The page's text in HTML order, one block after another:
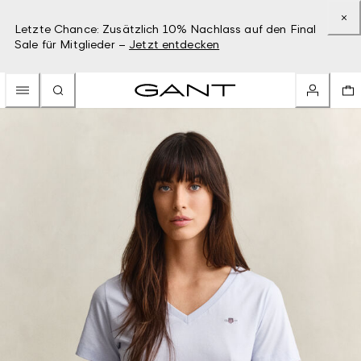
Letzte Chance: Zusätzlich 10% Nachlass auf den Final
Sale für Mitglieder – Jetzt entdecken